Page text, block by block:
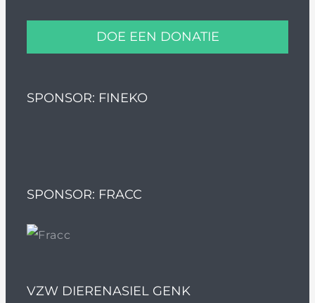
DOE EEN DONATIE
SPONSOR: FINEKO
SPONSOR: FRACC
VZW DIERENASIEL GENK